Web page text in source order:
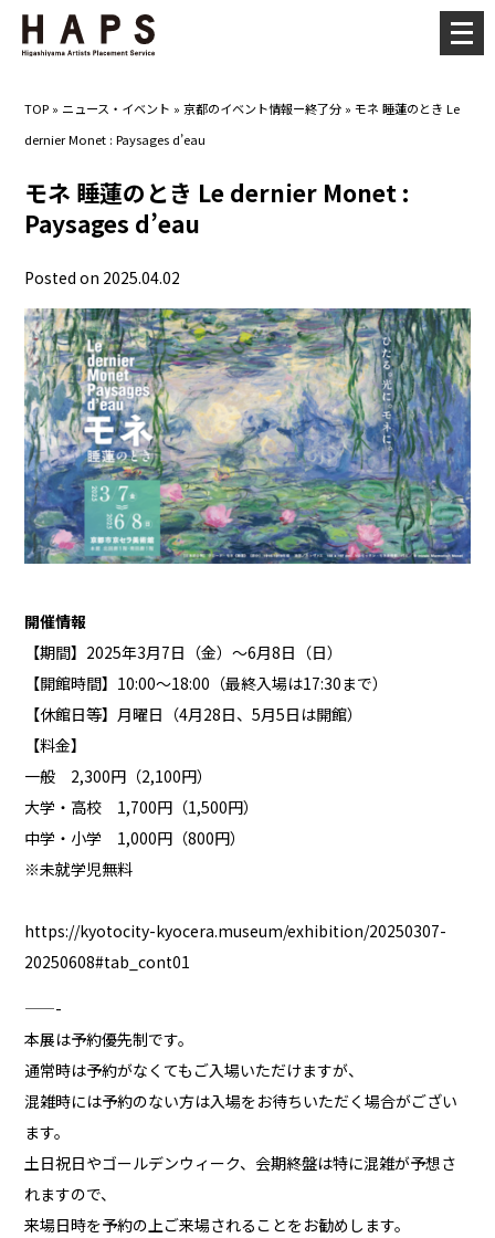
TOP » ニュース・イベント »京都のイベント情報ー終了分 »モネ 睡蓮のとき Le
dernier Monet : Paysages d’eau
モネ 睡蓮のとき Le dernier Monet :
Paysages d’eau
Posted on 2025.04.02
開催情報
【期間】2025年3月7日（金）～6月8日（日）
【開館時間】10:00～18:00（最終入場は17:30まで）
【休館日等】月曜日（4月28日、5月5日は開館）
【料金】
一般 2,300円（2,100円）
大学・高校 1,700円（1,500円）
中学・小学 1,000円（800円）
※未就学児無料
https://kyotocity-kyocera.museum/exhibition/20250307-
20250608#tab_cont01
——-
本展は予約優先制です。
通常時は予約がなくてもご入場いただけますが、
混雑時には予約のない方は入場をお待ちいただく場合がござい
ます。
土日祝日やゴールデンウィーク、会期終盤は特に混雑が予想さ
れますので、
来場日時を予約の上ご来場されることをお勧めします。
メ
ニ
ー